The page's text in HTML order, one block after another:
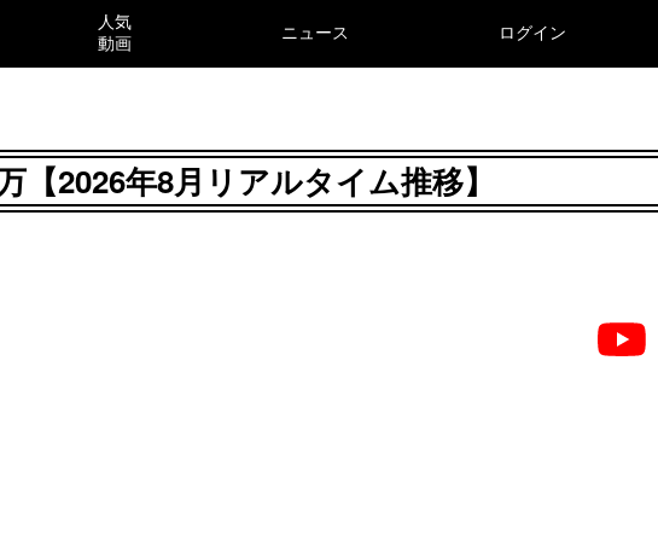
人気
動画
ニュース ログイン
【2026年8月リアルタイム推移】